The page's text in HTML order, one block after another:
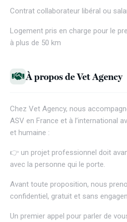
Contrat collaborateur libéral ou
Logement pris en charge pour le
à plus de 50 km
À propos de Vet Agency
Chez Vet Agency, nous
ASV en France et à l’international
et humaine :
👉 un projet professionnel doit
avec la personne qui le porte.
Avant toute proposition, nous
confidentiel, gratuit et sans
Un premier appel pour parler de